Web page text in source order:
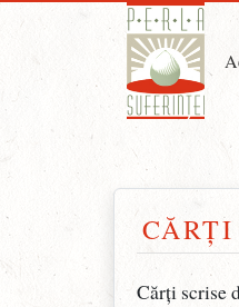
CĂRȚI
Cărți scrise